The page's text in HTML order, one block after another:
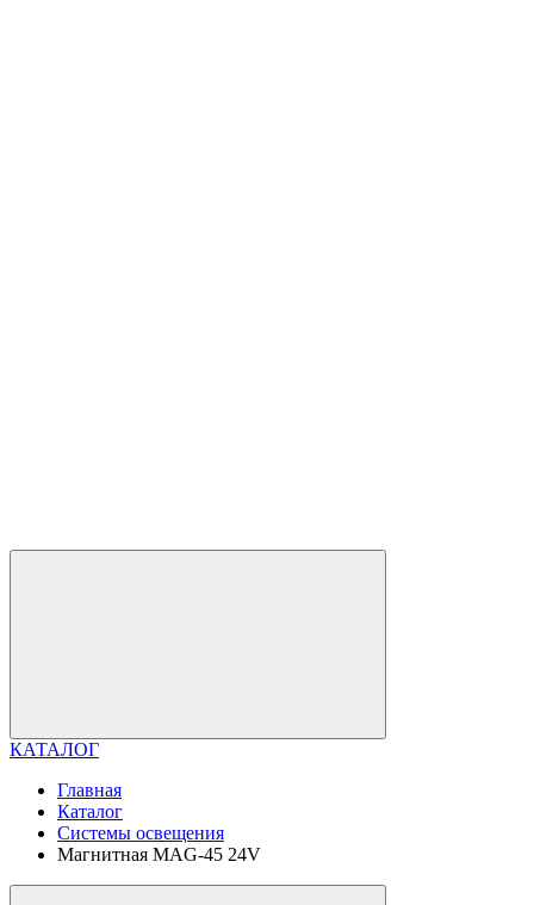
КАТАЛОГ
Главная
Каталог
Системы освещения
Магнитная MAG-45 24V